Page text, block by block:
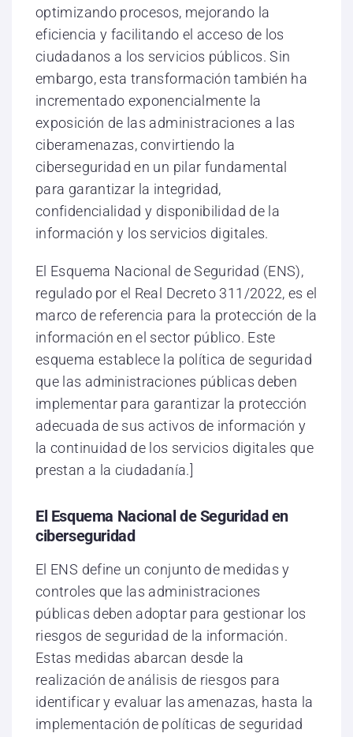
optimizando procesos, mejorando la
eficiencia y facilitando el acceso de los
ciudadanos a los servicios públicos. Sin
embargo, esta transformación también ha
incrementado exponencialmente la
exposición de las administraciones a las
ciberamenazas, convirtiendo la
ciberseguridad en un pilar fundamental
para garantizar la integridad,
confidencialidad y disponibilidad de la
información y los servicios digitales.
El Esquema Nacional de Seguridad (ENS),
regulado por el Real Decreto 311/2022, es el
marco de referencia para la protección de la
información en el sector público. Este
esquema establece la política de seguridad
que las administraciones públicas deben
implementar para garantizar la protección
adecuada de sus activos de información y
la continuidad de los servicios digitales que
prestan a la ciudadanía.]
El Esquema Nacional de Seguridad en
ciberseguridad
El ENS define un conjunto de medidas y
controles que las administraciones
públicas deben adoptar para gestionar los
riesgos de seguridad de la información.
Estas medidas abarcan desde la
realización de análisis de riesgos para
identificar y evaluar las amenazas, hasta la
implementación de políticas de seguridad